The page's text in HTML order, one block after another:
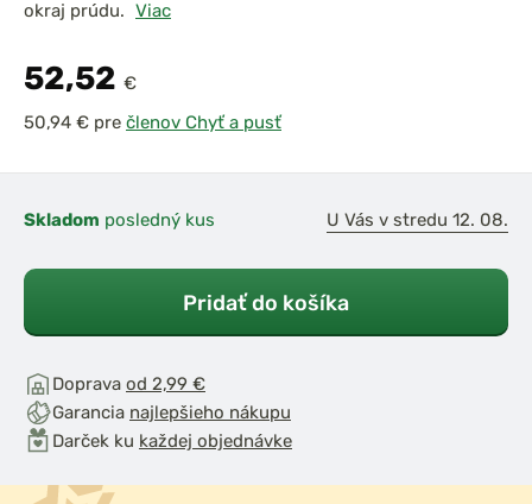
okraj prúdu. Viac
52,52 €
pre členov Chyť a pusť
Skladom posledný kus U Vás v stredu 12. 08.
Pridať do košíka
Doprava od 2,99 €
Garancia najlepšieho nákupu
Darček ku každej objednávke